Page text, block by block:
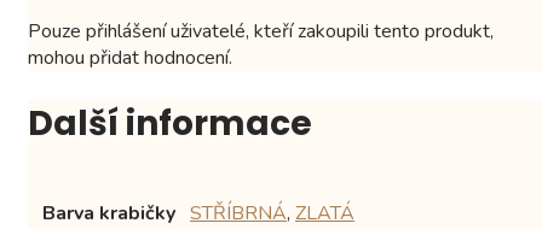
Pouze přihlášení uživatelé, kteří zakoupili tento produkt,
mohou přidat hodnocení.
Další informace
Barva krabičky STŘÍBRNÁ, ZLATÁ